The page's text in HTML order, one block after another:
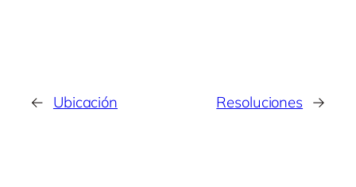
← Ubicación Resoluciones →